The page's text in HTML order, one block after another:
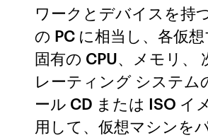
ワークとデバイスを持
の PC に相当し、各仮
固有の CPU、メモリ、
レーティング システム
ール CD または ISO イ
用して、仮想マシンを